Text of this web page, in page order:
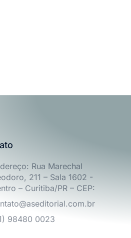
Rua Marechal
211 – Sala 1602 -
– Curitiba/PR – CEP:
98480 0023